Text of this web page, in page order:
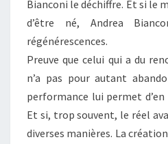
Bianconi le déchiffre. Et si le
d’être né, Andrea
régénérescences.
Preuve que celui qui a du
n’a pas pour autant
performance lui permet
Et si, trop souvent, le réel
diverses manières. La